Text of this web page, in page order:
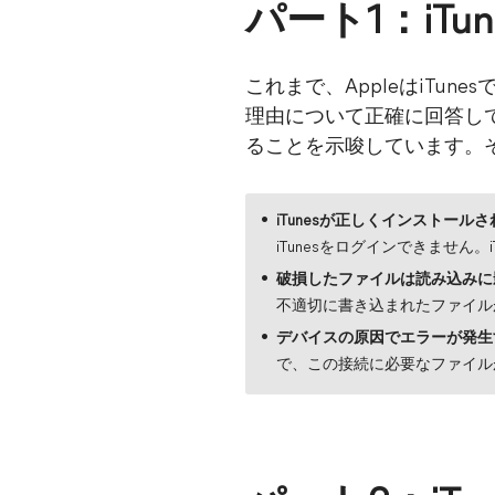
パート1：
これまで、AppleはiTunes
理由について正確に回答し
ることを示唆しています。
iTunesが正しくインストールさ
iTunesをログインできません
破損したファイルは読み込み
不適切に書き込まれたファイ
デバイスの原因でエラーが発
で、この接続に必要なファイ